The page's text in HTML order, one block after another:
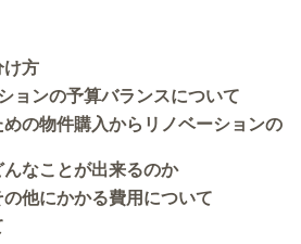
け方
ョンの予算バランスについて
の物件購入からリノベーションの
なことが出来るのか
他にかかる費用について